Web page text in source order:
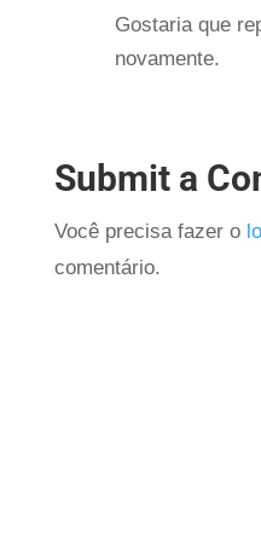
Gostaria que
novamente.
Submit a
Você precisa fazer o
comentário.